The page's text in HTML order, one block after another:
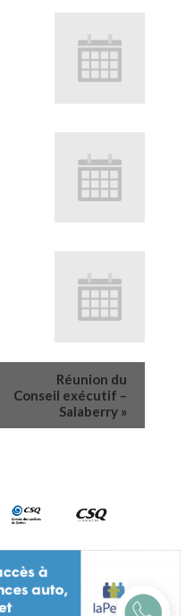
Réunion du
Conseil exécutif –
Salaberry »